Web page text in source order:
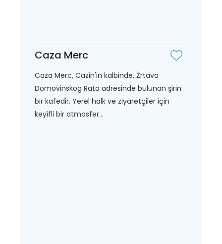
Caza Merc
Caza Merc, Cazin'in kalbinde, Žrtava
Domovinskog Rata adresinde bulunan şirin
bir kafedir. Yerel halk ve ziyaretçiler için
keyifli bir atmosfer...